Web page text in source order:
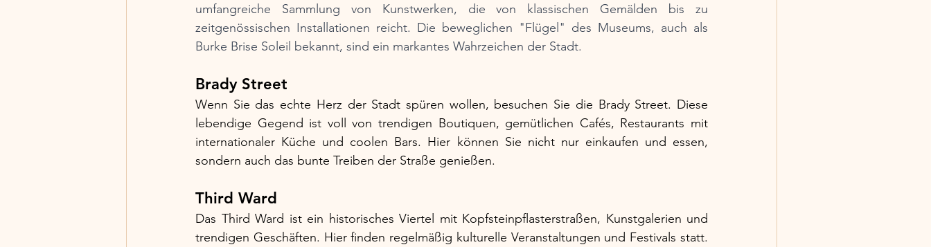
umfangreiche Sammlung von Kunstwerken, die von klassischen Gemälden bis zu
zeitgenössischen Installationen reicht. Die beweglichen "Flügel" des Museums, auch als
Burke Brise Soleil bekannt, sind ein markantes Wahrzeichen der Stadt.
Brady Street
Wenn Sie das echte Herz der Stadt spüren wollen, besuchen Sie die Brady Street. Diese
lebendige Gegend ist voll von trendigen Boutiquen, gemütlichen Cafés, Restaurants mit
internationaler Küche und coolen Bars. Hier können Sie nicht nur einkaufen und essen,
sondern auch das bunte Treiben der Straße genießen.
Third Ward
Das Third Ward ist ein historisches Viertel mit Kopfsteinpflasterstraßen, Kunstgalerien und
trendigen Geschäften. Hier finden regelmäßig kulturelle Veranstaltungen und Festivals statt.